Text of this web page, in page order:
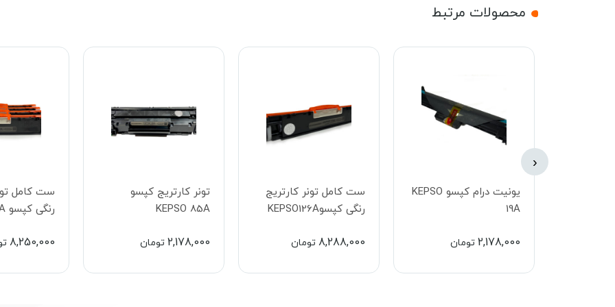
محصولات مرتبط
یونیت درام کپسو KEPSO
19A
2,178,000 تومان
ست کامل تونر کارتریج
رنگی کپسوKEPSO126A
8,288,000 تومان
تونر کارتریج کپسو
KEPSO 85A
2,178,000 تومان
ست کامل
رنگی کپسو KEPSO130A
8,250,000
‹